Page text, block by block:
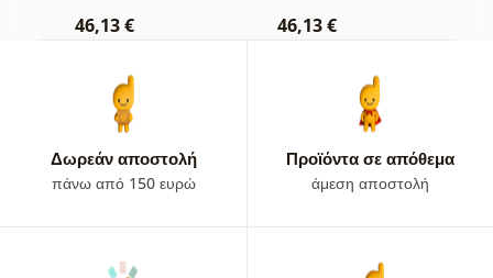
46,13 € 46,13 €
Δωρεάν αποστολή
πάνω από 150 ευρώ
Προϊόντα σε απόθεμα
άμεση αποστολή